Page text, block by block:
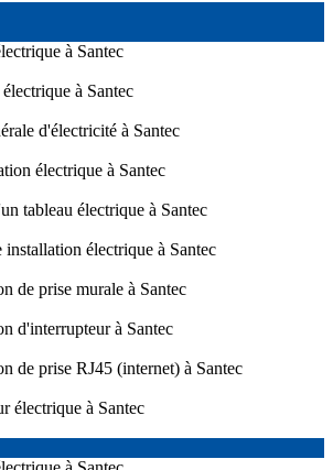
à Santec
à Santec
d'électricité à Santec
électrique à Santec
tableau électrique à Santec
électrique à Santec
de prise murale à Santec
d'interrupteur à Santec
de prise RJ45 (internet) à Santec
électrique à Santec